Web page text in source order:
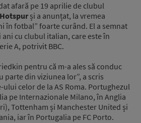
afară pe 19 aprilie de clubul
și a anunțat, la vremea
în fotbal” foarte curând. El a semnat
cu clubul italian, care este în
A, potrivit BBC.
pentru că m-a ales să conduc
parte din viziunea lor”, a scris
celor de la AS Roma. Portughezul
pe Internazionale Milano, în Anglia
Tottenham și Manchester United și
iar în Portugalia pe FC Porto.